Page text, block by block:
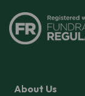
About Us